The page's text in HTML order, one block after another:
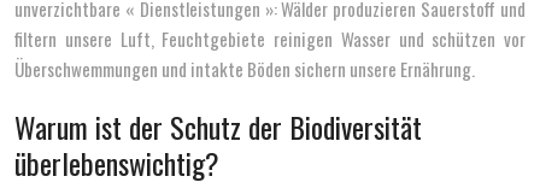
unverzichtbare « Dienstleistungen »: Wälder produzieren Sauerstoff und
filtern unsere Luft, Feuchtgebiete reinigen Wasser und schützen vor
Überschwemmungen und intakte Böden sichern unsere Ernährung.
Warum ist der Schutz der Biodiversität
überlebenswichtig?